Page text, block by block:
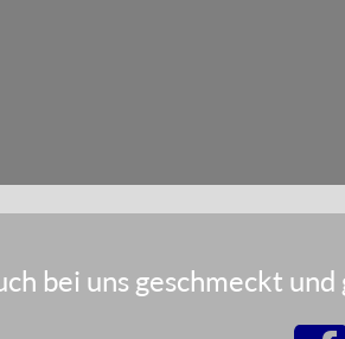
bei uns geschmeckt